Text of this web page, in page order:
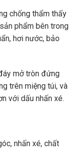
chống thẩm thấy
phẩm bên trong
hơi nước, bảo
mở tròn đứng
trên miệng túi, và
với dấu nhấn xé.
nhấn xé, chất